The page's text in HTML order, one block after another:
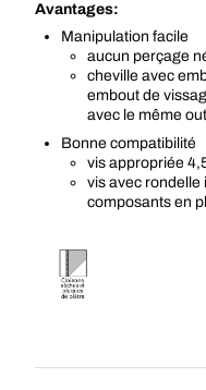
Avantages:
Manipulation facile
aucun perçage
cheville avec
embout de
avec le même
Bonne compatibilité
vis appropriée
vis avec rondelle
composants en